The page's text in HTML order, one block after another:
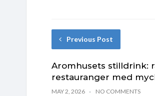
Previous Post
Aromhusets stilldrink:
restauranger med
MAY 2, 2026 NO COMMENTS